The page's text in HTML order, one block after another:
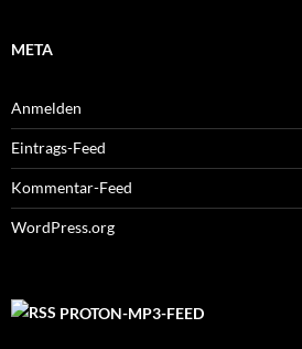
META
Anmelden
Eintrags-Feed
Kommentar-Feed
WordPress.org
PROTON-MP3-FEED